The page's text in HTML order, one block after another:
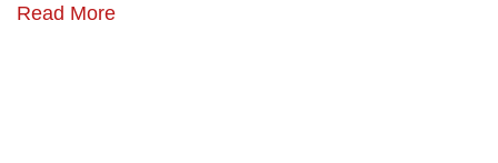
Read More